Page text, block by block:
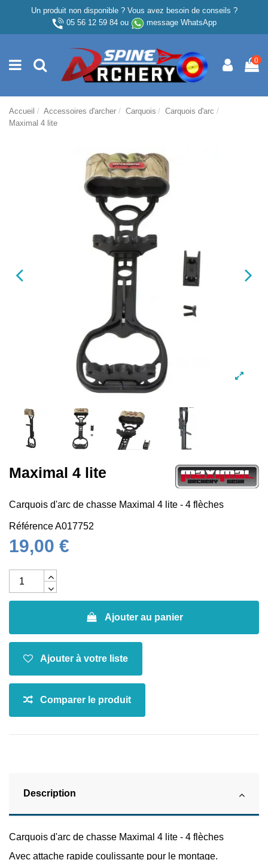
Un produit non disponible ? Vous avez besoin de conseils ?
05 56 12 59 84ou message WhatsApp
0
Accueil Accessoires d'archer Carquois
Carquois d'arc
Maximal 4 lite
Maximal 4 lite
Carquois d'arc de chasse Maximal 4 lite - 4 flèches
RéférenceA017752
19,00 €
Ajouter au panier
Description
Carquois d'arc de chasse Maximal 4 lite - 4 flèches
Avec attache rapide coulissante pour le montage.